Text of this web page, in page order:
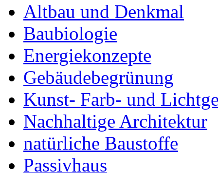
Altbau und Denkmal
Baubiologie
Energiekonzepte
Gebäudebegrünung
Kunst- Farb- und
Nachhaltige Architektur
natürliche Baustoffe
Passivhaus